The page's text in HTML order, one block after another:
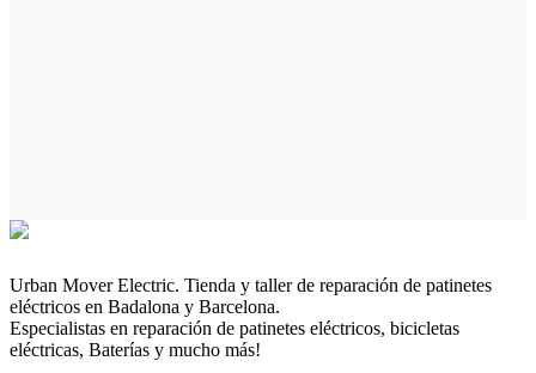
Urban Mover Electric. Tienda y taller de reparación de patinetes
eléctricos en Badalona y Barcelona.
Especialistas en reparación de patinetes eléctricos, bicicletas
eléctricas, Baterías y mucho más!